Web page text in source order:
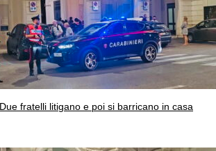
Due fratelli litigano e poi si barricano in casa